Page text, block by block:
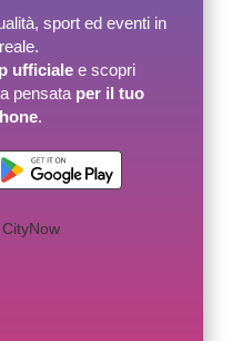
sport ed eventi in
ufficialee scopri
pensata per il tuo
.